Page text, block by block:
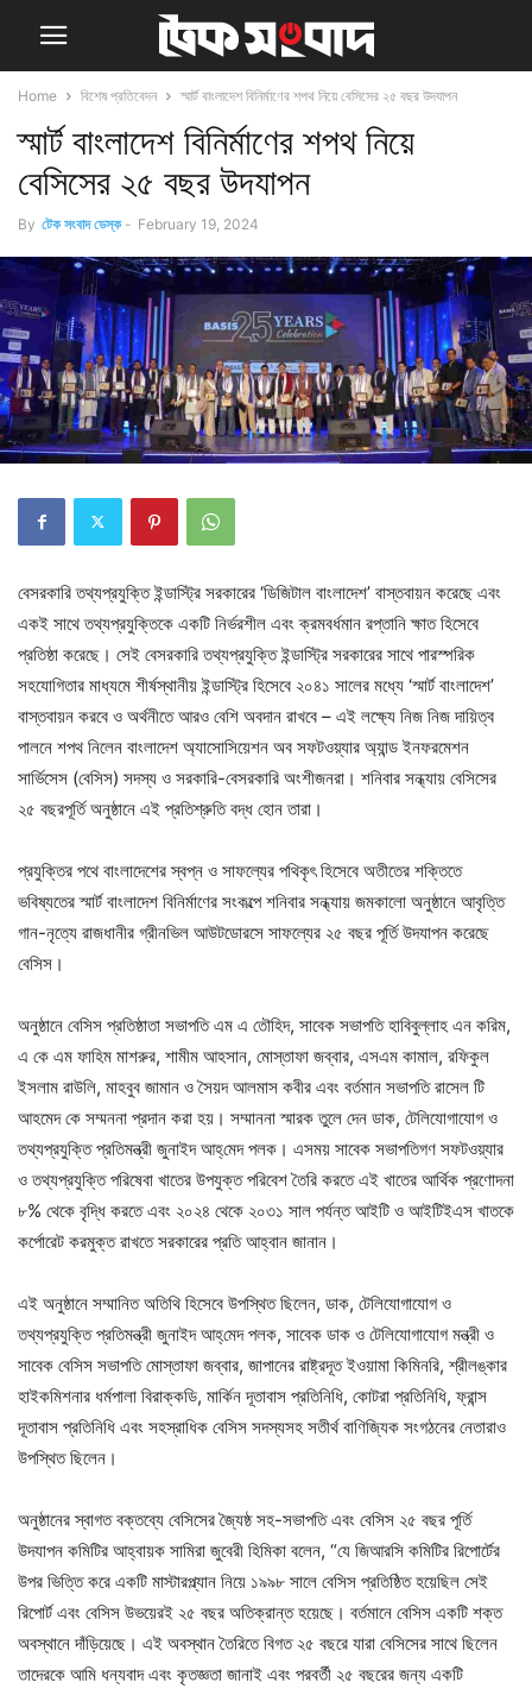
Home বিশেষ প্রতিবেদন স্মার্ট বাংলাদেশ বিনির্মাণের শপথ নিয়ে বেসিসের ২৫ বছর উদযাপন
স্মার্ট বাংলাদেশ বিনির্মাণের শপথ নিয়ে
বেসিসের ২৫ বছর উদযাপন
By টেক সংবাদ ডেস্ক - February 19, 2024
বেসরকারি তথ্যপ্রযুক্তি ইন্ডাস্ট্রি সরকারের ‘ডিজিটাল বাংলাদেশ’ বাস্তবায়ন করেছে এবং
একই সাথে তথ্যপ্রযুক্তিকে একটি নির্ভরশীল এবং ক্রমবর্ধমান রপ্তানি ক্ষাত হিসেবে
প্রতিষ্ঠা করেছে। সেই বেসরকারি তথ্যপ্রযুক্তি ইন্ডাস্ট্রি সরকারের সাথে পারস্পরিক
সহযোগিতার মাধ্যমে শীর্ষস্থানীয় ইন্ডাস্ট্রি হিসেবে ২০৪১ সালের মধ্যে ‘স্মার্ট বাংলাদেশ’
বাস্তবায়ন করবে ও অর্থনীতে আরও বেশি অবদান রাখবে – এই লক্ষ্যে নিজ নিজ দায়িত্ব
পালনে শপথ নিলেন বাংলাদেশ অ্যাসোসিয়েশন অব সফটওয়্যার অ্যান্ড ইনফরমেশন
সার্ভিসেস (বেসিস) সদস্য ও সরকারি-বেসরকারি অংশীজনরা। শনিবার সন্ধ্যায় বেসিসের
২৫ বছরপূর্তি অনুষ্ঠানে এই প্রতিশ্রুতি বদ্ধ হোন তারা।
প্রযুক্তির পথে বাংলাদেশের স্বপ্ন ও সাফল্যের পথিকৃৎ হিসেবে অতীতের শক্তিতে
ভবিষ্যতের স্মার্ট বাংলাদেশ বিনির্মাণের সংকল্পে শনিবার সন্ধ্যায় জমকালো অনুষ্ঠানে আবৃত্তি
গান-নৃত্যে রাজধানীর গ্রীনভিল আউটডোরসে সাফল্যের ২৫ বছর পূর্তি উদযাপন করেছে
বেসিস।
অনুষ্ঠানে বেসিস প্রতিষ্ঠাতা সভাপতি এম এ তৌহিদ, সাবেক সভাপতি হাবিবুল্লাহ এন করিম,
এ কে এম ফাহিম মাশরুর, শামীম আহসান, মোস্তাফা জব্বার, এসএম কামাল, রফিকুল
ইসলাম রাউলি, মাহবুব জামান ও সৈয়দ আলমাস কবীর এবং বর্তমান সভাপতি রাসেল টি
আহমেদ কে সম্মননা প্রদান করা হয়। সম্মাননা স্মারক তুলে দেন ডাক, টেলিযোগাযোগ ও
তথ্যপ্রযুক্তি প্রতিমন্ত্রী জুনাইদ আহ্‌মেদ পলক। এসময় সাবেক সভাপতিগণ সফটওয়্যার
ও তথ্যপ্রযুক্তি পরিষেবা খাতের উপযুক্ত পরিবেশ তৈরি করতে এই খাতের আর্থিক প্রণোদনা
৮% থেকে বৃদ্ধি করতে এবং ২০২৪ থেকে ২০৩১ সাল পর্যন্ত আইটি ও আইটিইএস খাতকে
কর্পোরেট করমুক্ত রাখতে সরকারের প্রতি আহ্বান জানান।
এই অনুষ্ঠানে সম্মানিত অতিথি হিসেবে উপস্থিত ছিলেন, ডাক, টেলিযোগাযোগ ও
তথ্যপ্রযুক্তি প্রতিমন্ত্রী জুনাইদ আহ্‌মেদ পলক, সাবেক ডাক ও টেলিযোগাযোগ মন্ত্রী ও
সাবেক বেসিস সভাপতি মোস্তাফা জব্বার, জাপানের রাষ্ট্রদূত ইওয়ামা কিমিনরি, শ্রীলঙ্কার
হাইকমিশনার ধর্মপালা বিরাক্কডি, মার্কিন দূতাবাস প্রতিনিধি, কোটরা প্রতিনিধি, ফ্রান্স
দূতাবাস প্রতিনিধি এবং সহস্রাধিক বেসিস সদস্যসহ সতীর্থ বাণিজ্যিক সংগঠনের নেতারাও
উপস্থিত ছিলেন।
অনুষ্ঠানের স্বাগত বক্তব্যে বেসিসের জ্যৈষ্ঠ সহ-সভাপতি এবং বেসিস ২৫ বছর পূর্তি
উদযাপন কমিটির আহ্বায়ক সামিরা জুবেরী হিমিকা বলেন, “যে জিআরসি কমিটির রিপোর্টের
উপর ভিত্তি করে একটি মাস্টারপ্ল্যান নিয়ে ১৯৯৮ সালে বেসিস প্রতিষ্ঠিত হয়েছিল সেই
রিপোর্ট এবং বেসিস উভয়েরই ২৫ বছর অতিক্রান্ত হয়েছে। বর্তমানে বেসিস একটি শক্ত
অবস্থানে দাঁড়িয়েছে। এই অবস্থান তৈরিতে বিগত ২৫ বছরে যারা বেসিসের সাথে ছিলেন
তাদেরকে আমি ধন্যবাদ এবং কৃতজ্ঞতা জানাই এবং পরবর্তী ২৫ বছরের জন্য একটি